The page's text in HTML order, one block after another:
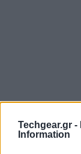
Techgear.gr -
Information